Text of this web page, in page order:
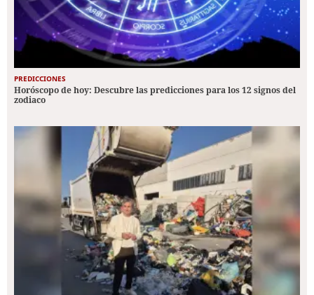
PREDICCIONES
Horóscopo de hoy: Descubre las predicciones para los 12 signos del
zodiaco